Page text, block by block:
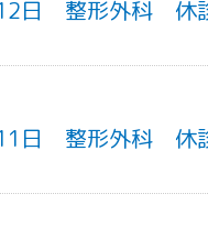
日 整形外科 休
日 整形外科 休